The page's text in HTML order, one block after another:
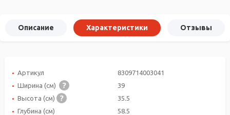
Описание Характеристики Отзывы
Артикул
8309714003041
Ширина (см)
39
Высота (см)
35.5
Глубина (см)
58.5